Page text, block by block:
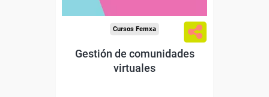
Cursos Femxa
Gestión de comunidades
virtuales